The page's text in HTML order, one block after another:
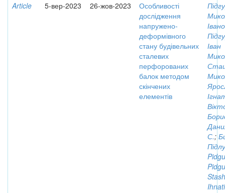
Article
5-вер-2023 26-жов-2023
Особливості
дослідження
напружено-
деформівного
стану будівельних
сталевих
перфорованих
балок методом
скінчених
елементів
Іван
С.;